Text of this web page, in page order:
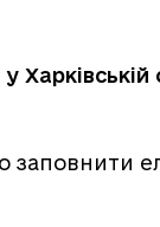
заповнити